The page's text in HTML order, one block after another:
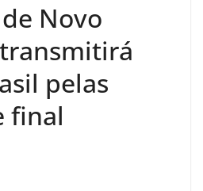
Novo
pelas
final